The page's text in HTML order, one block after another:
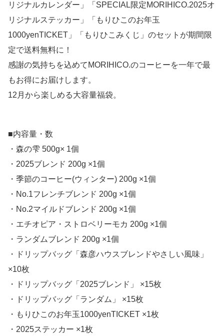
リジナルカレンダー」「SPECIAL限定MORIHICO.2025オ
リジナルステッカー」「もりひこのお年玉
1000yenTICKET」「もりひこみくじ」のセットが期間限
定で送料無料に！
感謝の気持ちを込めてMORIHICO.のコーヒーを一年で最
もお得にお届けします。
12月から楽しめる大容量福袋。
■内容量・数
・森の雫 500g× 1個
・2025ブレンド 200g ×1個
・季節のコーヒー(ウィンター) 200g ×1個
・No.1フレンチブレンド 200g ×1個
・No.2マイルドブレンド 200g ×1個
・エチオピア・ストロベリーモカ 200g ×1個
・ランダムブレンド 200g ×1個
・ドリップバッグ「森彦ハウスブレンドやさしい風味」
×10枚
・ドリップバッグ「2025ブレンド」 ×15枚
・ドリップバッグ「ランダム」 ×15枚
・もりひこのお年玉1000yenTICKET ×1枚
・2025ステッカー ×1枚